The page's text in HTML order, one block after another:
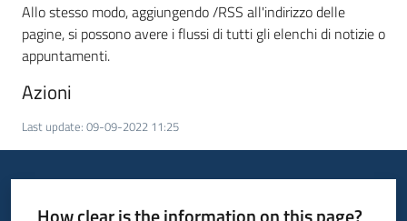
Allo stesso modo, aggiungendo /RSS all'indirizzo delle
pagine, si possono avere i flussi di tutti gli elenchi di notizie o
appuntamenti.
Azioni
Last update: 09-09-2022 11:25